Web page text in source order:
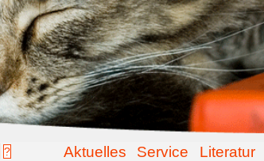
Aktuelles Service Literatur